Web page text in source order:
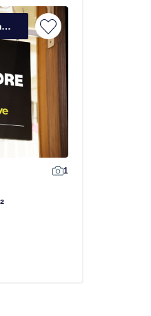
Bureaux et Locaux Commerciaux
1